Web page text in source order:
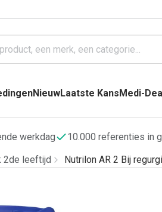
NieuwLaatste KansMedi-
werkdag 10.000 referenties in
2de leeftijd Nutrilon AR 2 Bij